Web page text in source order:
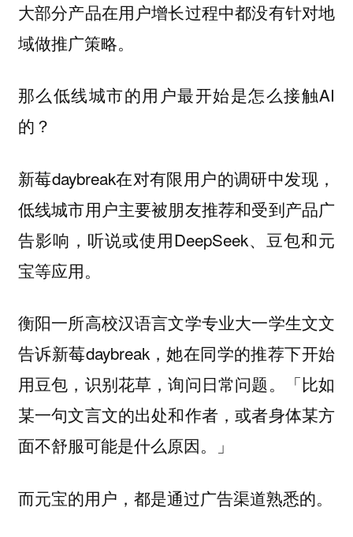
大部分产品在用户增长过程中都没有针对地
域做推广策略。
那么低线城市的用户最开始是怎么接触AI
的？
新莓daybreak在对有限用户的调研中发现，
低线城市用户主要被朋友推荐和受到产品广
告影响，听说或使用DeepSeek、豆包和元
宝等应用。
衡阳一所高校汉语言文学专业大一学生文文
告诉新莓daybreak，她在同学的推荐下开始
用豆包，识别花草，询问日常问题。「比如
某一句文言文的出处和作者，或者身体某方
面不舒服可能是什么原因。」
而元宝的用户，都是通过广告渠道熟悉的。